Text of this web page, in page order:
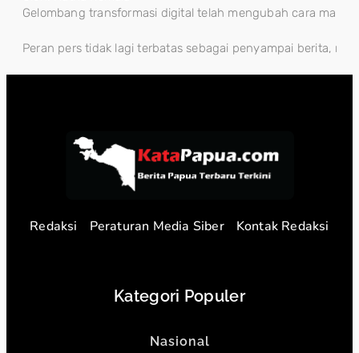
Gelombang transformasi digital telah mengubah cara
Peran pers tidak lagi terbatas sebagai penyampai berita,
Redaksi Peraturan Media Siber Kontak Redaksi
Kategori Populer
Nasional